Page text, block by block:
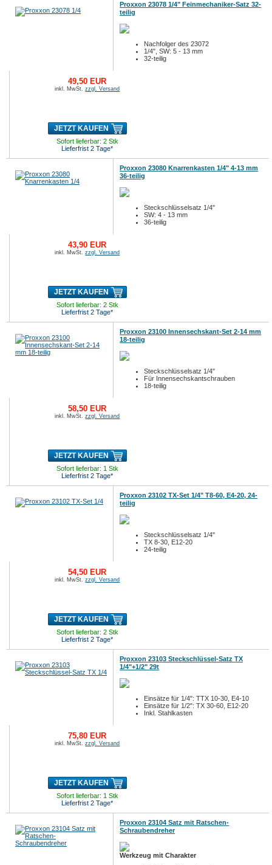
Proxxon 23078 1/4" Feinmechaniker-Satz 32-
teilig
Nachfolger des 23072
1/4", SW: 5 - 13 mm
32-teilig
49,50 EUR
inkl. MwSt.zzgl. Versand
JETZT KAUFEN
Sofort lieferbar: 2 Stk
Lieferfrist 2 Tage*
Proxxon 23080 Knarrenkasten 1/4" 4-13 mm
36-teilig
Steckschlüsselsatz 1/4"
SW: 4 - 13 mm
36-teilig
43,90 EUR
inkl. MwSt.zzgl. Versand
JETZT KAUFEN
Sofort lieferbar: 2 Stk
Lieferfrist 2 Tage*
Proxxon 23100 Innensechskant-Set 2-14 mm
18-teilig
Steckschlüsselsatz 1/4"
Für Innensechskantschrauben
18-teilig
58,50 EUR
inkl. MwSt.zzgl. Versand
JETZT KAUFEN
Sofort lieferbar: 1 Stk
Lieferfrist 2 Tage*
Proxxon 23102 TX-Set 1/4" T8-60, E4-20, 24-
teilig
Steckschlüsselsatz 1/4"
TX 8-30, E12-20
24-teilig
54,50 EUR
inkl. MwSt.zzgl. Versand
JETZT KAUFEN
Sofort lieferbar: 2 Stk
Lieferfrist 2 Tage*
Proxxon 23103 Steckschlüssel-Satz TX
1/4"+1/2" 29t
Einsätze für 1/4": TTX 10-30, E4-10
Einsätze für 1/2": TX 30-60, E12-20
Inkl. Stahlkasten
75,80 EUR
inkl. MwSt.zzgl. Versand
JETZT KAUFEN
Sofort lieferbar: 1 Stk
Lieferfrist 2 Tage*
Proxxon 23104 Satz mit Ratschen-
Schraubendreher
Werkzeug mit Charakter